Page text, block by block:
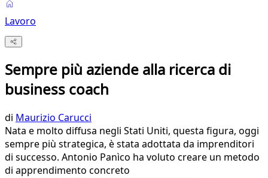
Lavoro
Sempre più aziende alla ricerca di
business coach
di Maurizio Carucci
Nata e molto diffusa negli Stati Uniti, questa figura, oggi
sempre più strategica, è stata adottata da imprenditori
di successo. Antonio Panìco ha voluto creare un metodo
di apprendimento concreto